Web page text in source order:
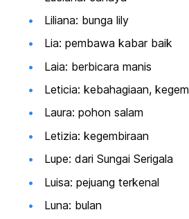
Liliana: bunga lily
Lia: pembawa kabar baik
Laia: berbicara manis
Leticia: kebahagiaan,
Laura: pohon salam
Letizia: kegembiraan
Lupe: dari Sungai Serigala
Luisa: pejuang terkenal
Luna: bulan